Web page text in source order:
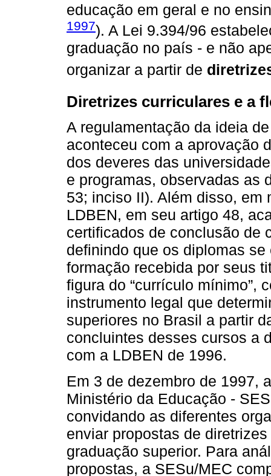
educação em geral e no
1997). A Lei 9.394/96
graduação no país - e não
organizar a partir de
Diretrizes curriculares e a
A regulamentação da ideia
aconteceu com a aprovação
dos deveres das
e programas, observadas as
53; inciso II). Além disso, em
LDBEN, em seu artigo 48,
certificados de conclusão de
definindo que os diplomas
formação recebida por seus
figura do “currículo mínimo”,
instrumento legal que
superiores no Brasil a partir
concluintes desses cursos a
com a LDBEN de 1996.
Em 3 de dezembro de 1997,
Ministério da Educação -
convidando as diferentes
enviar propostas de
graduação superior. Para
propostas, a SESu/MEC